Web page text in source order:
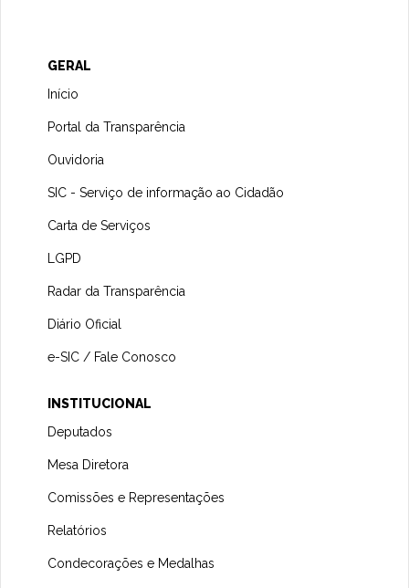
GERAL
Início
Portal da Transparência
Ouvidoria
SIC - Serviço de informação ao Cidadão
Carta de Serviços
LGPD
Radar da Transparência
Diário Oficial
e-SIC / Fale Conosco
INSTITUCIONAL
Deputados
Mesa Diretora
Comissões e Representações
Relatórios
Condecorações e Medalhas